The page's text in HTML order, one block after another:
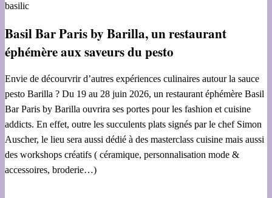
basilic
Basil Bar Paris by Barilla, un restaurant
éphémère aux saveurs du pesto
Envie de décourvrir d’autres expériences culinaires autour la sauce
pesto Barilla ? Du 19 au 28 juin 2026, un restaurant éphémère Basil
Bar Paris by Barilla ouvrira ses portes pour les fashion et cuisine
addicts. En effet, outre les succulents plats signés par le chef Simon
Auscher, le lieu sera aussi dédié à des masterclass cuisine mais aussi
des workshops créatifs ( céramique, personnalisation mode &
accessoires, broderie…)